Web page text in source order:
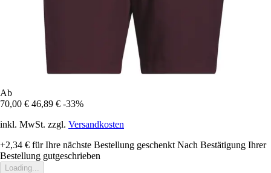
Ab
70,00 € 46,89 € -33%
inkl. MwSt. zzgl. Versandkosten
+2,34 € für Ihre nächste Bestellung geschenkt Nach Bestätigung Ihrer
Bestellung gutgeschrieben
Loading...